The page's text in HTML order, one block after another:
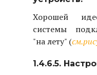
Хорошей
системы
"на лету" (
1.4.6.5.